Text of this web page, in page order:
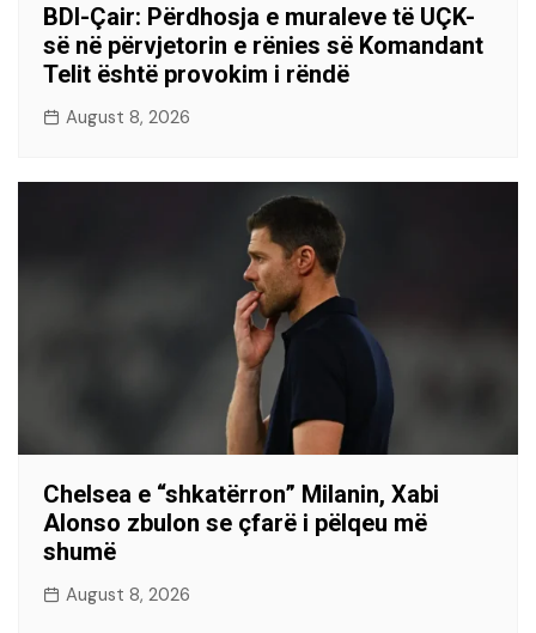
BDI-Çair: Përdhosja e muraleve të UÇK-
së në përvjetorin e rënies së Komandant
Telit është provokim i rëndë
August 8, 2026
Chelsea e “shkatërron” Milanin, Xabi
Alonso zbulon se çfarë i pëlqeu më
shumë
August 8, 2026